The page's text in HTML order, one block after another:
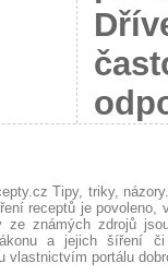
Tipy, triky,
receptů je povoleno,
ze známých zdrojů
a jejich šíření
vlastnictvím portálu